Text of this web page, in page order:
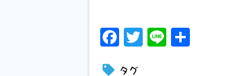
Facebook
Twitter
Line
タグ